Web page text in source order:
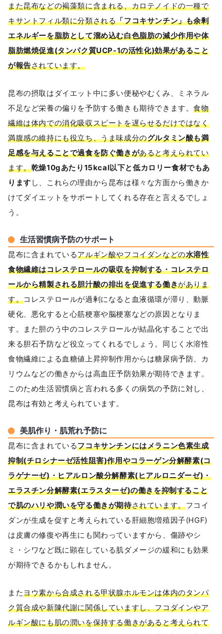
また昆布などの褐藻類に含まれる、カロテノイドの一種で
キサントフィル類に分類される「フコキサンチン」も余剰
エネルギーを脂肪として溜め込む白色脂肪の減少作用や体
脂肪燃焼促進(タンパク質UCP-1の活性化)効果があること
が報告されています。
昆布の摂取はダイエット中に多い便秘やむくみ、ミネラル
不足など栄養の偏りを予防する働きも期待できます。食物
繊維は体内での消化吸収スピートを遅らせるだけではなく
満腹感の維持にも役立ち、うま味成分のグルタミン酸も満
足感を与えることで過食を防ぐ働きがあると考えられてい
ます。乾燥10gあたり15kcal以下と低カロリー食材でもあ
ります し、これらの理由から昆布は様々な方面から働きか
けてダイエットをサポートしてくれる存在と言えるでしょ
う。
生活習慣病予防のサポート
昆布に含まれているアルギン酸やフコイダンなどの水溶性
食物繊維はコレステロールの吸収を抑制する・コレステロ
ールから精製される胆汁酸の排出を促進する働きがありま
す。コレステロールが過剰になると血液循環が滞り、動脈
硬化、悪化すると心筋梗塞や脳梗塞などの原因となりま
す。また胆のう中のコレステロールが結晶化することで出
来る胆石予防など役立ってくれるでしょう。同じく水溶性
食物繊維による血糖値上昇抑制作用からは糖尿病予防、カ
リウムなどの働きからは高血圧予防効果が期待できます。
このため生活習慣病と言われる多くの病気の予防に対し、
昆布は有効と考えられています。
美肌作り・肌荒れ予防に
昆布に含まれているフコキサンチンにはメラニン色素生成
抑制(チロシナーゼ活性阻害)作用やコラーゲン分解酵素(コ
ラゲナーゼ)・ヒアルロン酸分解酵素(ヒアルロニダーゼ)・
エラスチン分解酵素(エラスターゼ)の働きを抑制すること
で肌のハリや潤いを守る働きが期待されています。フコイ
ダンが生成を促すと考えられている肝細胞増殖因子(HGF)
は皮膚の修復や再生にも関わっていますから、傷跡やシ
ミ・シワなど既に顕在している肌ダメージの緩和にも効果
が期待できるかもしれません。
またヨウ素から合成される甲状腺ホルモンは体内のタンパ
ク質合成や新陳代謝に関係していますし、フコダインやア
ルギン酸にも肌の潤いを保持する働きがあると考えられて